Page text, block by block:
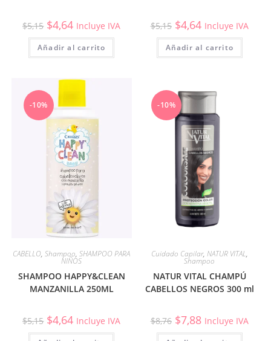
$5,15 $4,64 Incluye IVA
Añadir al carrito
$5,15 $4,64 Incluye IVA
Añadir al carrito
-10%
CABELLO,Shampoo,SHAMPOO PARA
NIÑOS
SHAMPOO HAPPY&CLEAN
MANZANILLA 250ML
$5,15 $4,64 Incluye IVA
-10%
Cuidado Capilar, NATUR VITAL,
Shampoo
NATUR VITAL CHAMPÚ
CABELLOS NEGROS 300 ml
$8,76 $7,88 Incluye IVA